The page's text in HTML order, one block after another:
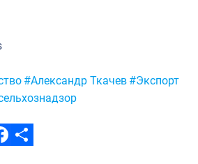
#Александр Ткачев #Экспорт